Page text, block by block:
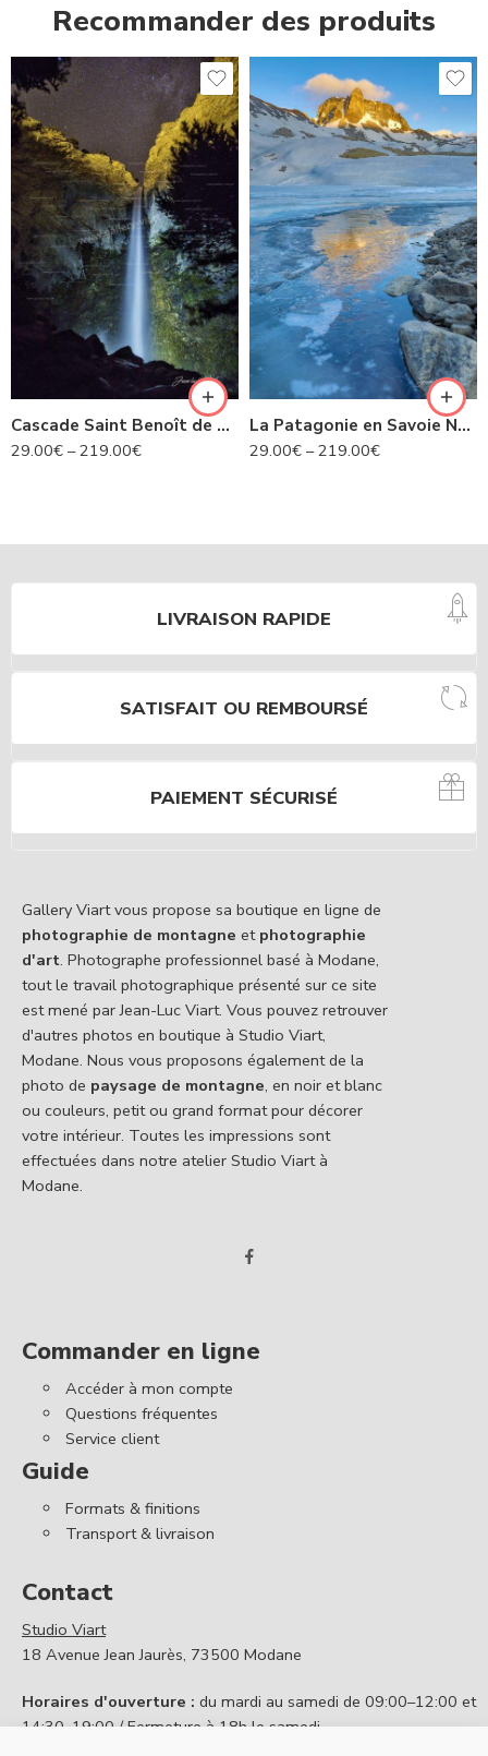
Recommander des produits
Cascade Saint Benoît de nuit- Avrieux N°424
29.00€ –219.00€
La Patagonie en Savoie N°435
29.00€ –219.00€
LIVRAISON RAPIDE
SATISFAIT OU REMBOURSÉ
PAIEMENT SÉCURISÉ
Gallery Viart vous propose sa boutique en ligne de
photographie de montagne et photographie
d'art. Photographe professionnel basé à Modane,
tout le travail photographique présenté sur ce site
est mené par Jean-Luc Viart. Vous pouvez retrouver
d'autres photos en boutique à Studio Viart,
Modane. Nous vous proposons également de la
photo de paysage de montagne, en noir et blanc
ou couleurs, petit ou grand format pour décorer
votre intérieur. Toutes les impressions sont
effectuées dans notre atelier Studio Viart à
Modane.
Commander en ligne
Accéder à mon compte
Questions fréquentes
Service client
Guide
Formats & finitions
Transport & livraison
Contact
Studio Viart
18 Avenue Jean Jaurès, 73500 Modane
Horaires d'ouverture : du mardi au samedi de 09:00–12:00 et
14:30–19:00 / Fermeture à 18h le samedi